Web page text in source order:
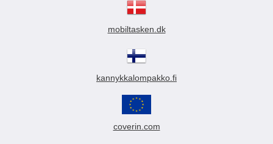
mobiltasken.dk
kannykkalompakko.fi
coverin.com